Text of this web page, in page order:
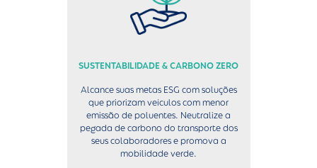
SUSTENTABILIDADE & CARBONO ZERO
Alcance suas metas ESG com soluções
que priorizam veículos com menor
emissão de poluentes. Neutralize a
pegada de carbono do transporte dos
seus colaboradores e promova a
mobilidade verde.